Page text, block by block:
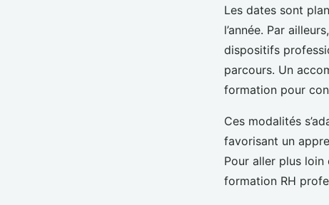
Les dates sont
l’année. Par
dispositifs
parcours. Un
formation pour
Ces modalités
favorisant un
Pour aller plus
formation RH